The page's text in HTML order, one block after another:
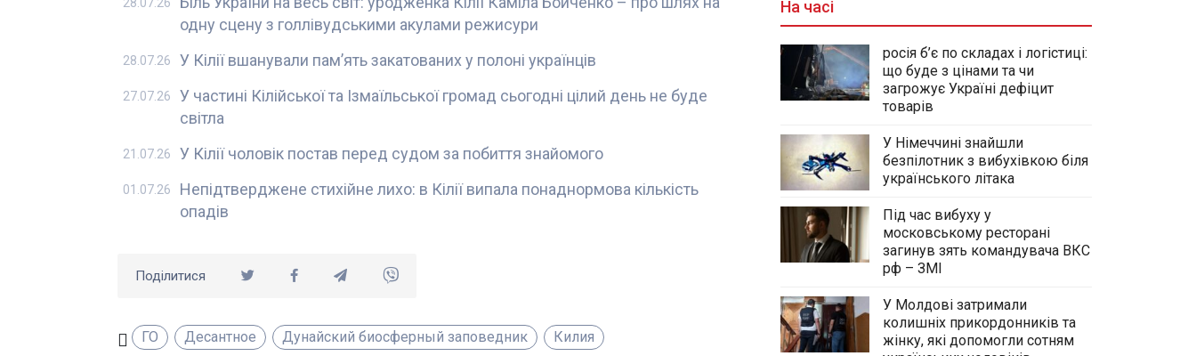
одну сцену з голлівудськими акулами режисури
У Кілії вшанували пам’ять закатованих у полоні українців
28.07.26
У частині Кілійської та Ізмаїльської громад сьогодні цілий день не буде
світла
27.07.26
У Кілії чоловік постав перед судом за побиття знайомого
21.07.26
Непідтверджене стихійне лихо: в Кілії випала понаднормова кількість
опадів
01.07.26
Поділитися
ГО Десантное Дунайский биосферный заповедник Килия
На часі
росія б’є по складах і логістиці:
що буде з цінами та чи
загрожує Україні дефіцит
товарів
У Німеччині знайшли
безпілотник з вибухівкою біля
українського літака
Під час вибуху у
московському ресторані
загинув зять командувача ВКС
рф – ЗМІ
У Молдові затримали
колишніх прикордонників та
жінку, які допомогли сотням